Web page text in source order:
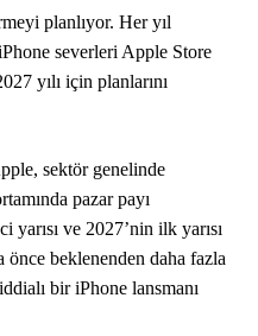
planlıyor. Her yıl
severleri Apple Store
yılı için planlarını
sektör genelinde
pazar payı
yarısı ve 2027’nin ilk yarısı
beklenenden daha fazla
bir iPhone lansmanı